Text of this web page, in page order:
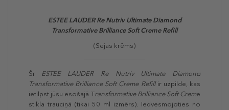
ESTEE LAUDER Re Nutriv Ultimate Diamond
Transformative Brilliance Soft Creme Refill
(Sejas krēms)
Šī ESTEE LAUDER Re Nutriv Ultimate Diamond
Transformative Brilliance Soft Creme Refill ir uzpilde, kas
ietilpst jūsu esošajā Transformative Brilliance Soft Creme
stikla trauciņā (tikai 50 ml izmērs). Iedvesmojoties no